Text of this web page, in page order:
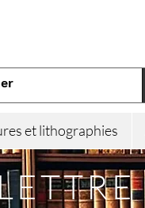
et lithographies